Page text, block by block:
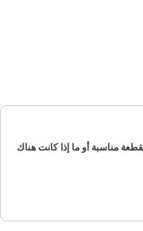
مناسبة أو ما إذا كانت هناك